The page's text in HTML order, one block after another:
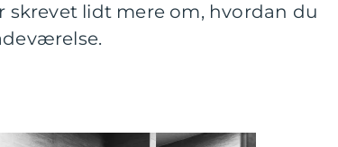
skrevet lidt mere om, hvordan du